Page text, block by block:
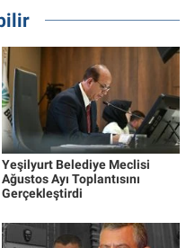
Yeşilyurt Belediye Meclisi
Ağustos Ayı Toplantısını
Gerçekleştirdi